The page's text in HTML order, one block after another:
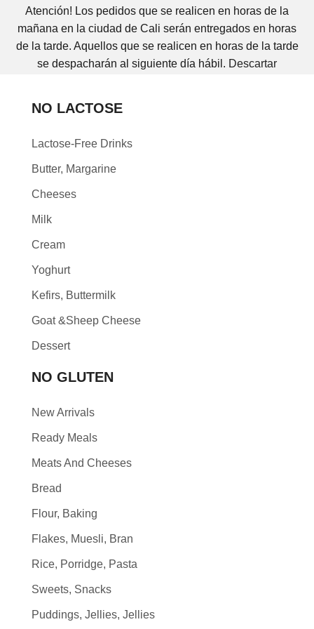
Atención! Los pedidos que se realicen en horas de la
mañana en la ciudad de Cali serán entregados en horas
de la tarde. Aquellos que se realicen en horas de la tarde
se despacharán al siguiente día hábil. Descartar
NO LACTOSE
Lactose-Free Drinks
Butter, Margarine
Cheeses
Milk
Cream
Yoghurt
Kefirs, Buttermilk
Goat &Sheep Cheese
Dessert
NO GLUTEN
New Arrivals
Ready Meals
Meats And Cheeses
Bread
Flour, Baking
Flakes, Muesli, Bran
Rice, Porridge, Pasta
Sweets, Snacks
Puddings, Jellies, Jellies